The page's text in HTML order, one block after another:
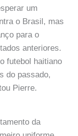
um
o Brasil, mas
para o
anteriores.
futebol haitiano
do passado,
Pierre.
da